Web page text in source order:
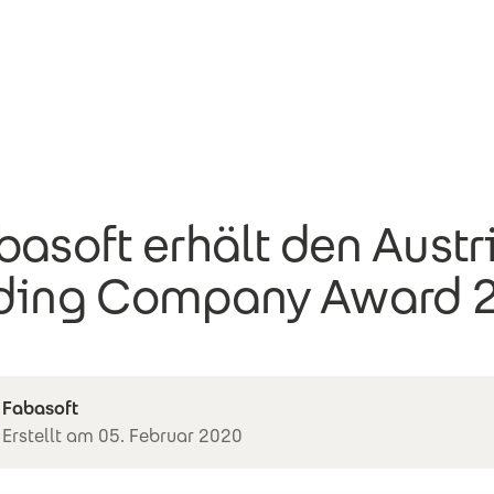
erhält den
Company Award
Fabasoft
Erstellt am 05. Februar 2020